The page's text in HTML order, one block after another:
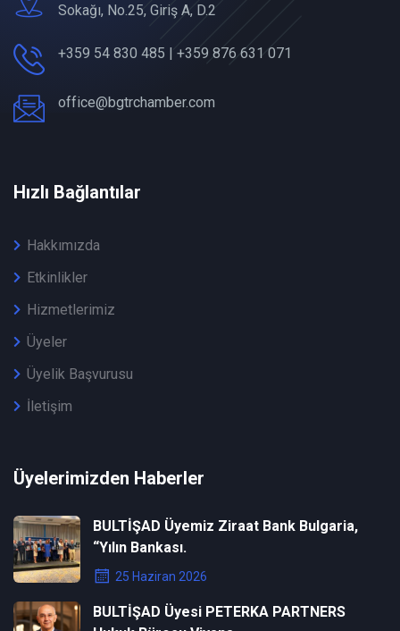
Sokağı, No.25, Giriş A, D.2
+359 54 830 485 | +359 876 631 071
office@bgtrchamber.com
Hızlı Bağlantılar
Hakkımızda
Etkinlikler
Hizmetlerimiz
Üyeler
Üyelik Başvurusu
İletişim
Üyelerimizden Haberler
BULTİŞAD Üyemiz Ziraat Bank Bulgaria,
“Yılın Bankası.
25 Haziran 2026
BULTİŞAD Üyesi PETERKA PARTNERS